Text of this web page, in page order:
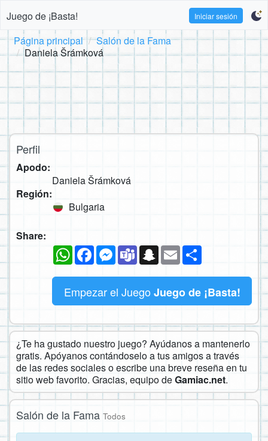
Juego de ¡Basta! Iniciar sesión
Página principal
Salón de la Fama
Daniela Šrámková
Perfil
Apodo:
Daniela Šrámková
Región:
Bulgaria
Share:
WhatsAppFacebookMessenger
TeamsSnapchat
Email
Empezar el Juego Juego de ¡Basta!
¿Te ha gustado nuestro juego? Ayúdanos a mantenerlo
gratis. Apóyanos contándoselo a tus amigos a través
de las redes sociales o escribe una breve reseña en tu
sitio web favorito. Gracias, equipo deGamiac.net.
Salón de la Fama Todos